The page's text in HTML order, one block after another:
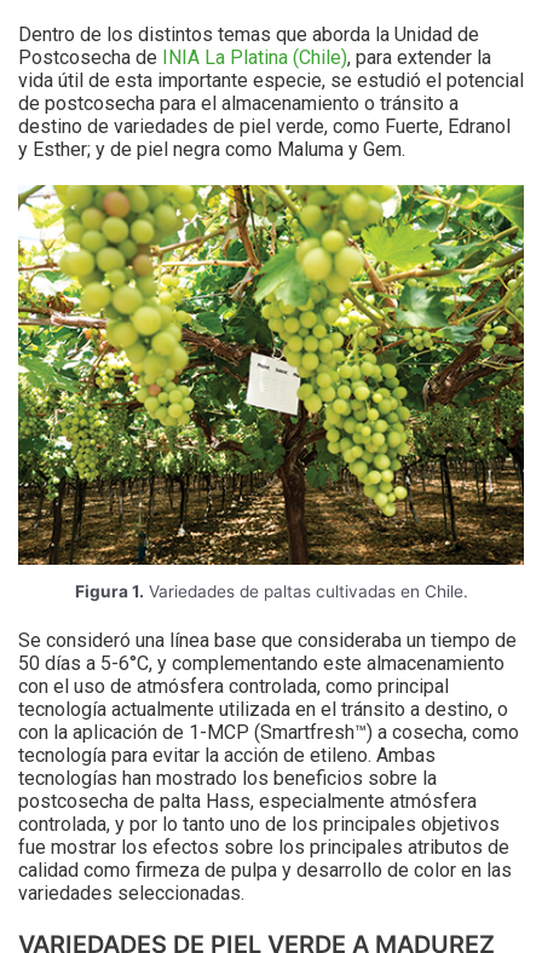
Dentro de los distintos temas que aborda la Unidad de
Postcosecha de INIA La Platina (Chile), para extender la
vida útil de esta importante especie, se estudió el potencial
de postcosecha para el almacenamiento o tránsito a
destino de variedades de piel verde, como Fuerte, Edranol
y Esther; y de piel negra como Maluma y Gem.
Figura 1. Variedades de paltas cultivadas en Chile.
Se consideró una línea base que consideraba un tiempo de
50 días a 5-6°C, y complementando este almacenamiento
con el uso de atmósfera controlada, como principal
tecnología actualmente utilizada en el tránsito a destino, o
con la aplicación de 1-MCP (Smartfresh™) a cosecha, como
tecnología para evitar la acción de etileno. Ambas
tecnologías han mostrado los beneficios sobre la
postcosecha de palta Hass, especialmente atmósfera
controlada, y por lo tanto uno de los principales objetivos
fue mostrar los efectos sobre los principales atributos de
calidad como firmeza de pulpa y desarrollo de color en las
variedades seleccionadas.
VARIEDADES DE PIEL VERDE A MADUREZ